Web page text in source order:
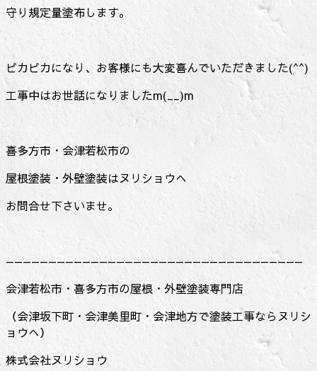
守り規定量塗布します。
ピカピカになり、お客様にも大変喜んでいただきました(^^)
工事中はお世話になりましたm(__)m
喜多方市・会津若松市の
屋根塗装・外壁塗装はヌリショウへ
お問合せ下さいませ。
———————————————————————————————————
会津若松市・喜多方市の屋根・外壁塗装専門店
（会津坂下町・会津美里町・会津地方で塗装工事ならヌリシ
ョウへ）
株式会社ヌリショウ